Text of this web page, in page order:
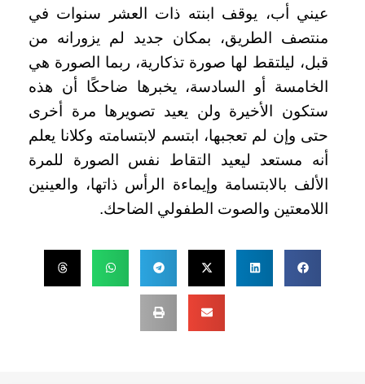
عيني أب، يوقف ابنته ذات العشر سنوات في
منتصف الطريق، بمكان جديد لم يزورانه من
قبل، ليلتقط لها صورة تذكارية، ربما الصورة هي
الخامسة أو السادسة، يخبرها ضاحكًا أن هذه
ستكون الأخيرة ولن يعيد تصويرها مرة أخرى
حتى وإن لم تعجبها، ابتسم لابتسامته وكلانا يعلم
أنه مستعد ليعيد التقاط نفس الصورة للمرة
الألف بالابتسامة وإيماءة الرأس ذاتها، والعينين
اللامعتين والصوت الطفولي الضاحك.